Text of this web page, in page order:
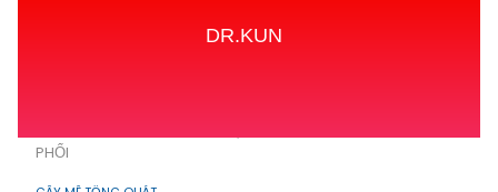
DR.KUN
PHỔI